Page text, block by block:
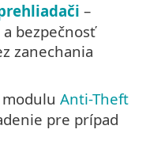
–
bezpečnosť
zanechania
Anti-Theft
pre prípad